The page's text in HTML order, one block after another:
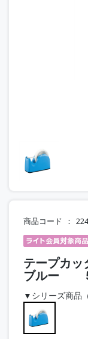
商品コード
テープカ
ブルー
▼シリーズ商品